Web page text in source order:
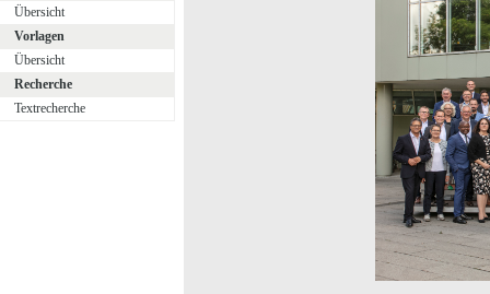
Übersicht
Vorlagen
Übersicht
Recherche
Textrecherche